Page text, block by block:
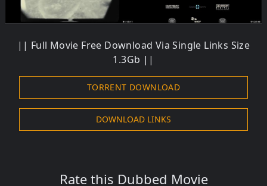
|| Full Movie Free Download Via Single Links Size
1.3Gb ||
TORRENT DOWNLOAD
DOWNLOAD LINKS
Rate this Dubbed Movie